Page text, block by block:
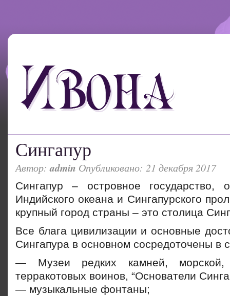
Сингапур
Автор:admin Опубликовано: 21 декабря 2017
Сингапур – островное государство,
Индийского океана и Сингапурского
крупный город страны – это столица
Все блага цивилизации и основные
Сингапура в основном сосредоточены в
— Музеи редких камней, морской,
терракотовых воинов, “Основатели
— музыкальные фонтаны;